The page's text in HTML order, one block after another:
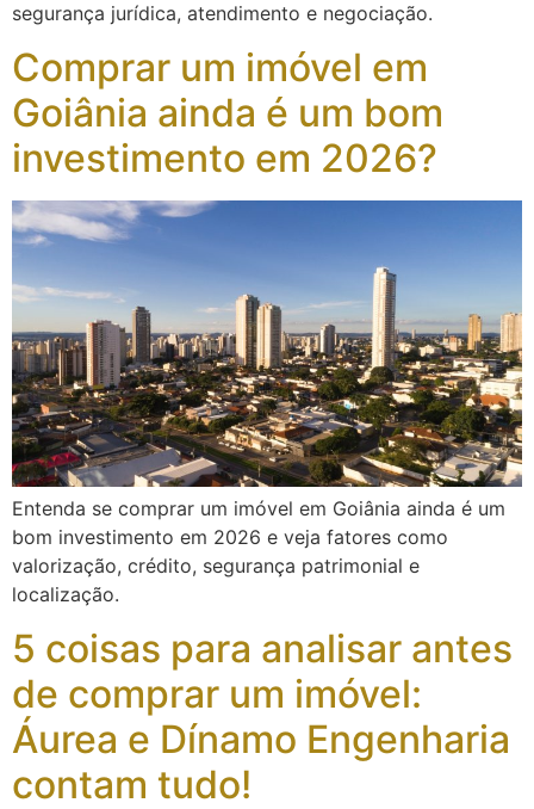
segurança jurídica, atendimento e negociação.
Comprar um imóvel em
Goiânia ainda é um bom
investimento em 2026?
Entenda se comprar um imóvel em Goiânia ainda é um
bom investimento em 2026 e veja fatores como
valorização, crédito, segurança patrimonial e
localização.
5 coisas para analisar antes
de comprar um imóvel:
Áurea e Dínamo Engenharia
contam tudo!